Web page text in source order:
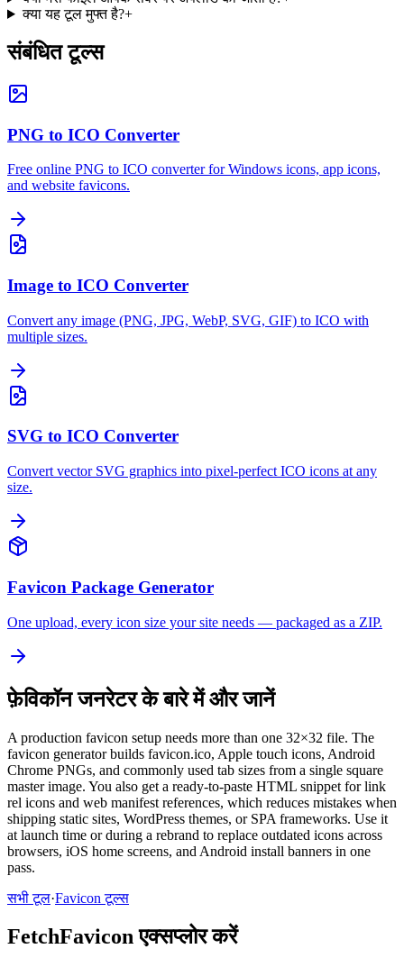
क्या यह टूल मुफ्त है?+
संबंधित टूल्स
PNG to ICO Converter
Free online PNG to ICO converter for Windows icons, app icons,
and website favicons.
Image to ICO Converter
Convert any image (PNG, JPG, WebP, SVG, GIF) to ICO with
multiple sizes.
SVG to ICO Converter
Convert vector SVG graphics into pixel-perfect ICO icons at any
size.
Favicon Package Generator
One upload, every icon size your site needs — packaged as a ZIP.
फ़ेविकॉन जनरेटर के बारे में और जानें
A production favicon setup needs more than one 32×32 file. The
favicon generator builds favicon.ico, Apple touch icons, Android
Chrome PNGs, and commonly used tab sizes from a single square
master image. You also get a ready-to-paste HTML snippet for link
rel icons and web manifest references, which reduces mistakes when
shipping static sites, WordPress themes, or SPA frameworks. Use it
at launch time or during a rebrand to replace outdated icons across
browsers, iOS home screens, and Android install banners in one
pass.
सभी टूल·Favicon टूल्स
FetchFavicon एक्सप्लोर करें